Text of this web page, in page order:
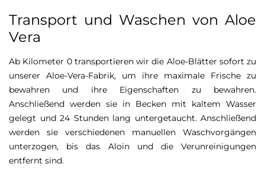
Transport und Waschen von Aloe
Vera
Ab Kilometer 0 transportieren wir die Aloe-Blätter sofort zu
unserer Aloe-Vera-Fabrik, um ihre maximale Frische zu
bewahren und ihre Eigenschaften zu bewahren.
Anschließend werden sie in Becken mit kaltem Wasser
gelegt und 24 Stunden lang untergetaucht. Anschließend
werden sie verschiedenen manuellen Waschvorgängen
unterzogen, bis das Aloin und die Verunreinigungen
entfernt sind.